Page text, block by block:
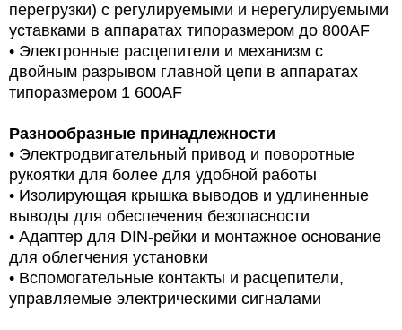
перегрузки) с регулируемыми и нерегулируемыми
уставками в аппаратах типоразмером до 800AF
• Электронные расцепители и механизм с
двойным разрывом главной цепи в аппаратах
типоразмером 1 600AF
Разнообразные принадлежности
• Электродвигательный привод и поворотные
рукоятки для более для удобной работы
• Изолирующая крышка выводов и удлиненные
выводы для обеспечения безопасности
• Адаптер для DIN-рейки и монтажное основание
для облегчения установки
• Вспомогательные контакты и расцепители,
управляемые электрическими сигналами